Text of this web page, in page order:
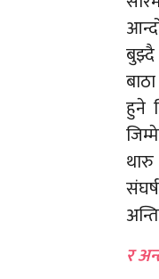
हुने
थारु
र